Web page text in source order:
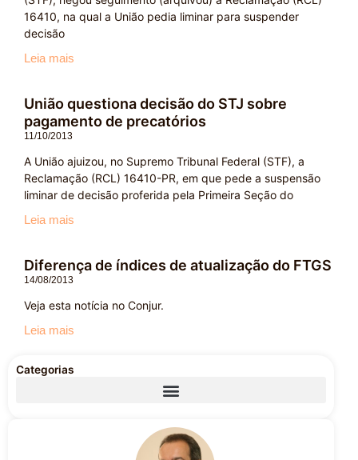
16410, na qual a União pedia liminar para suspender
decisão
Leia mais
União questiona decisão do STJ sobre
pagamento de precatórios
11/10/2013
A União ajuizou, no Supremo Tribunal Federal (STF), a
Reclamação (RCL) 16410-PR, em que pede a suspensão
liminar de decisão proferida pela Primeira Seção do
Leia mais
Diferença de índices de atualização do FTGS
14/08/2013
Veja esta notícia no Conjur.
Leia mais
Categorias